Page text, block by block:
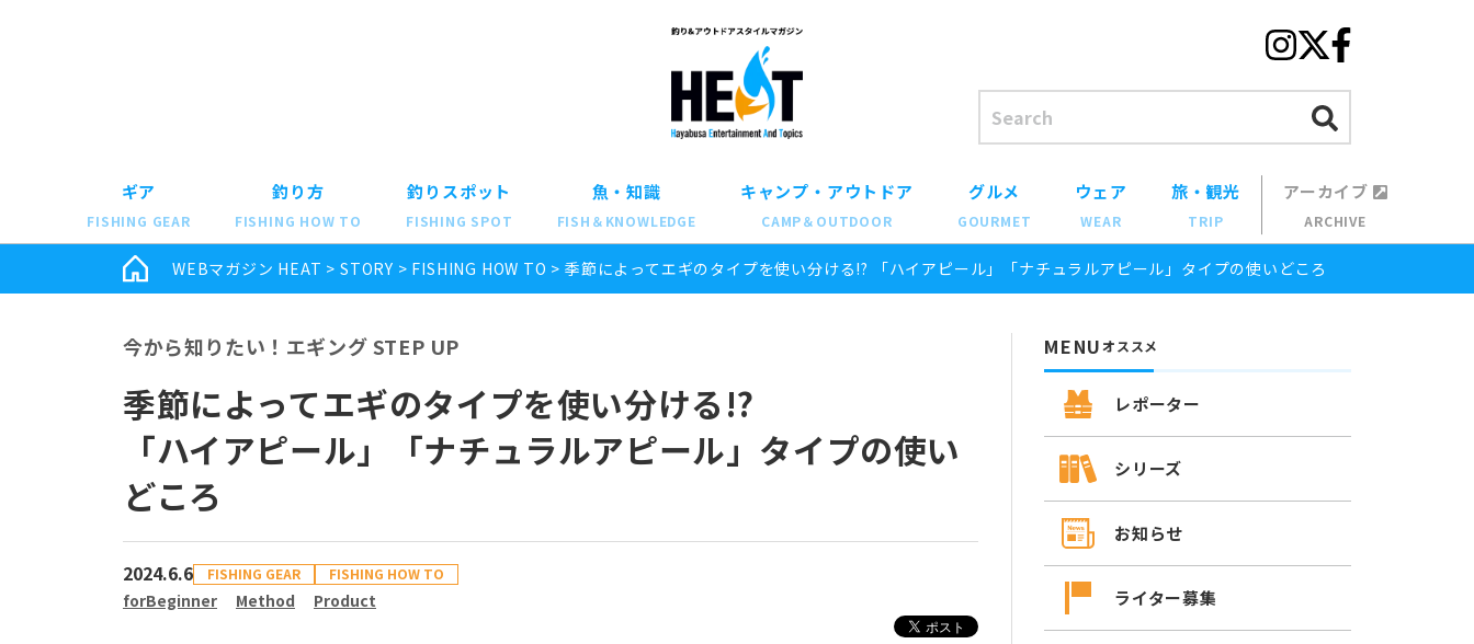
ギア
FISHING GEAR
釣り方
FISHING HOW TO
釣りスポット
FISHING SPOT
魚・知識
FISH＆KNOWLEDGE
キャンプ・アウトドア
CAMP＆OUTDOOR
グルメ
GOURMET
ウェア
WEAR
旅・観光
TRIP
アーカイブ
ARCHIVE
WEBマガジン HEAT >STORY > FISHING HOW TO >季節によってエギのタイプを使い分ける!? 「ハイアピール」「ナチュラルアピール」タイプの使いどころ
今から知りたい！エギング STEP UP
季節によってエギのタイプを使い分ける!?
「ハイアピール」「ナチュラルアピール」タイプの使い
どころ
2024.6.6 FISHING GEAR FISHING HOW TO
forBeginner Method Product
MENUオススメ
レポーター
シリーズ
お知らせ
ライター募集